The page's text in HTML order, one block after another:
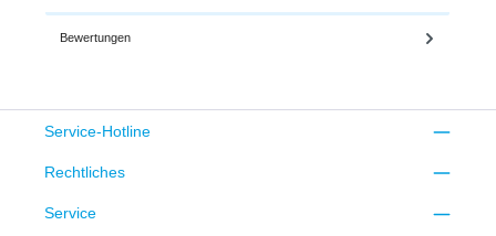
Bewertungen
Service-Hotline
Rechtliches
Service